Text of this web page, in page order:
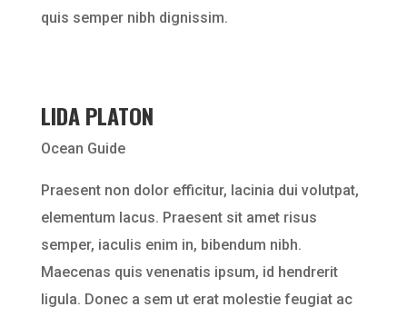
quis semper nibh dignissim.
LIDA PLATON
Ocean Guide
Praesent non dolor efficitur, lacinia dui volutpat,
elementum lacus. Praesent sit amet risus
semper, iaculis enim in, bibendum nibh.
Maecenas quis venenatis ipsum, id hendrerit
ligula. Donec a sem ut erat molestie feugiat ac